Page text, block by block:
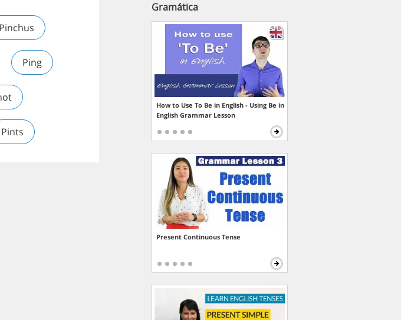
Pinchus
Ping
Pints
Gramática
How to Use To Be in English - Using Be in
English Grammar Lesson
Present Continuous Tense